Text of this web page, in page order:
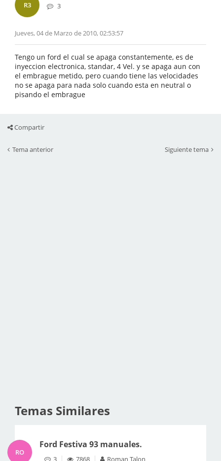
R3 3
Jueves, 04 de Marzo de 2010, 02:53:57
Tengo un ford el cual se apaga constantemente, es de
inyeccion electronica, standar, 4 Vel. y se apaga aun con
el embrague metido, pero cuando tiene las velocidades
no se apaga para nada solo cuando esta en neutral o
pisando el embrague
Compartir
Tema anterior Siguiente tema
Temas Similares
RO
Ford Festiva 93 manuales.
3 7868 Roman Talon